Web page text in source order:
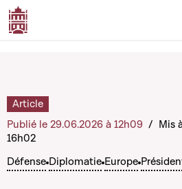
Défense Diplomatie Europe
Article
Publié le 29.06.2026 à 12h09 / Mis
16h02